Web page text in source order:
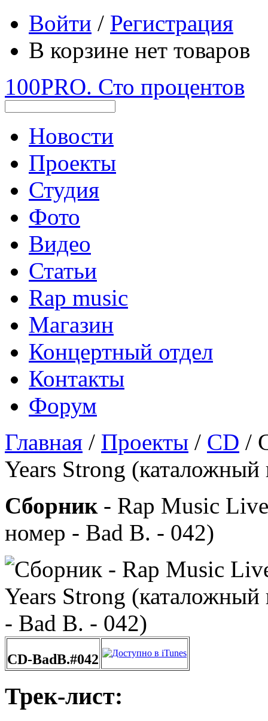
Войти / Регистрация
В корзине нет товаров
100PRO. Сто процентов
Новости
Проекты
Студия
Фото
Видео
Статьи
Rap music
Магазин
Концертный отдел
Контакты
Форум
Главная / Проекты / CD /
Years Strong
Сборник- Rap Music
номер - Bad B. - 042)
CD-BadB.#042
Трек-лист: